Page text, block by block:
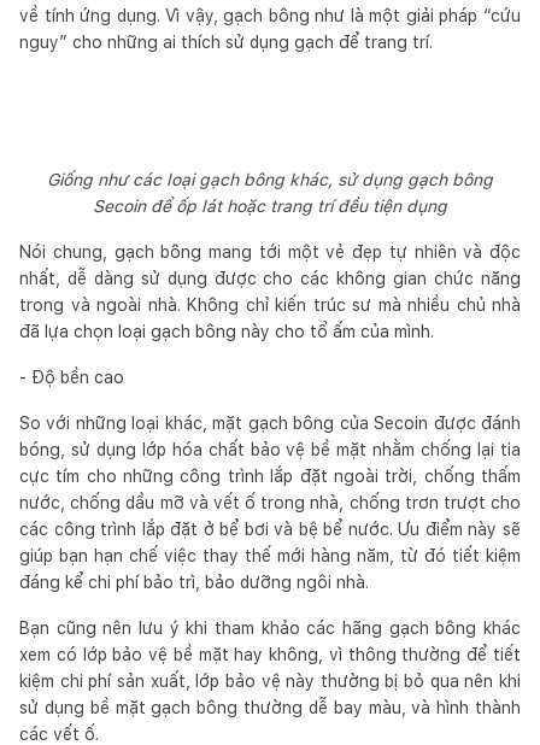
về tính ứng dụng. Vì vậy, gạch bông như là một giải pháp “cứu
nguy” cho những ai thích sử dụng gạch để trang trí.
Giống như các loại gạch bông khác, sử dụng gạch bông
Secoin để ốp lát hoặc trang trí đều tiện dụng
Nói chung, gạch bông mang tới một vẻ đẹp tự nhiên và độc
nhất, dễ dàng sử dụng được cho các không gian chức năng
trong và ngoài nhà. Không chỉ kiến trúc sư mà nhiều chủ nhà
đã lựa chọn loại gạch bông này cho tổ ấm của mình.
- Độ bền cao
So với những loại khác, mặt gạch bông của Secoin được đánh
bóng, sử dụng lớp hóa chất bảo vệ bề mặt nhằm chống lại tia
cực tím cho những công trình lắp đặt ngoài trời, chống thấm
nước, chống dầu mỡ và vết ố trong nhà, chống trơn trượt cho
các công trình lắp đặt ở bể bơi và bệ bể nước. Ưu điểm này sẽ
giúp bạn hạn chế việc thay thế mới hàng năm, từ đó tiết kiệm
đáng kể chi phí bảo trì, bảo dưỡng ngôi nhà.
Bạn cũng nên lưu ý khi tham khảo các hãng gạch bông khác
xem có lớp bảo vệ bề mặt hay không, vì thông thường để tiết
kiệm chi phí sản xuất, lớp bảo vệ này thường bị bỏ qua nên khi
sử dụng bề mặt gạch bông thường dễ bay màu, và hình thành
các vết ố.